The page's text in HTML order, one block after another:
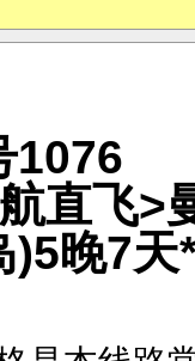
1076
直飞>
)5晚7